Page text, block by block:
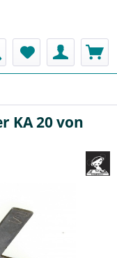
KA 20 von